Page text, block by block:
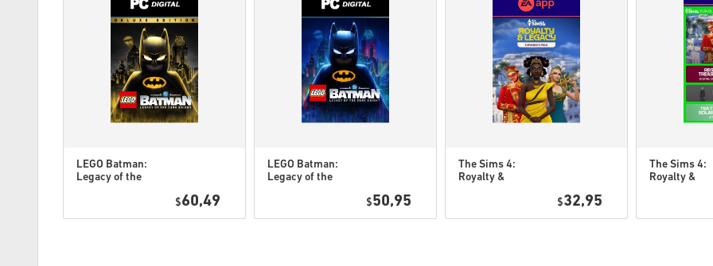
Schau dir die kurze
Sollte es irgendein
Kontaktformular
Diese downloadbaren
handelt es sich um
Diese Codes haben kein
Downloadbarer Inhalt
um diese Erweiterung
Für einige Produkte
LEGO Batman:
Legacy of the
DLC PC
$60,49
LEGO Batman:
Legacy of the
$50,95
The Sims 4:
Royalty &
$32,95
The Sims 4:
Royalty &
(EA app)